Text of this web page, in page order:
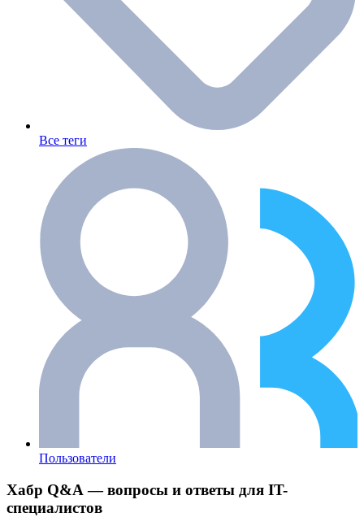
Все теги
Пользователи
Хабр Q&A — вопросы и ответы для IT-
специалистов